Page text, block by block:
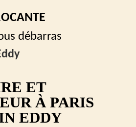
débarras
ET
À PARIS
EDDY